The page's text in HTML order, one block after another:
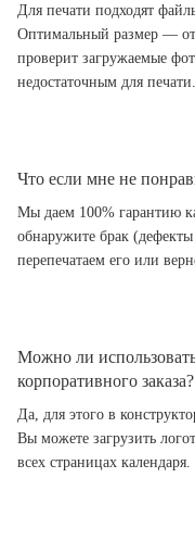
Для печати подходят
Оптимальный размер —
проверит загружаемые
недостаточным для печати.
Что если мне не
Мы даем 100% гарантию
обнаружите брак
перепечатаем его или
Можно ли
корпоративного заказа?
Да, для этого в
Вы можете загрузить
всех страницах календаря.